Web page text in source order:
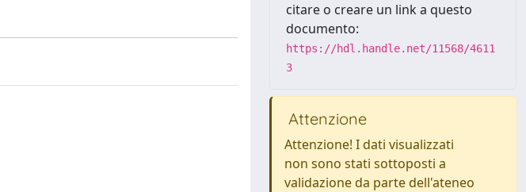
citare o creare un link a questo
documento:
https://hdl.handle.net/11568/4611
3
Attenzione
Attenzione! I dati visualizzati
non sono stati sottoposti a
validazione da parte dell'ateneo